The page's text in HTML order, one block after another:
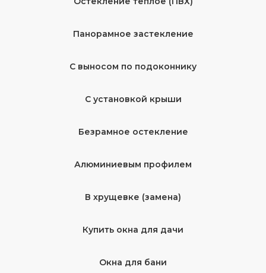
Панорамное застекление
С выносом по подоконнику
С установкой крыши
Безрамное остекление
Алюминиевым профилем
В хрущевке (замена)
Купить окна для дачи
Окна для бани